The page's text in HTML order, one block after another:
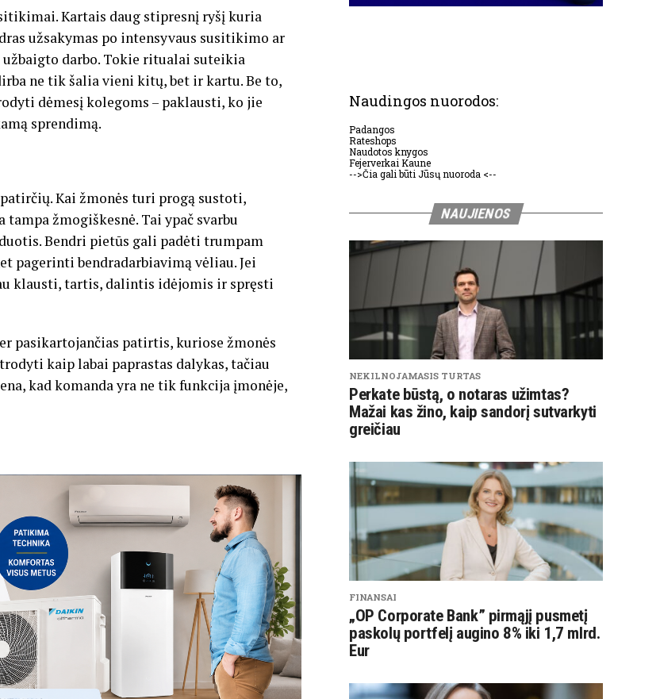
Kartais daug stipresnį ryšį kuria
užsakymas po intensyvaus susitikimo ar
darbo. Tokie ritualai suteikia
ne tik šalia vieni kitų, bet ir kartu. Be to,
dėmesį kolegoms – paklausti, ko jie
sprendimą.
Kai žmonės turi progą sustoti,
žmogiškesnė. Tai ypač svarbu
Bendri pietūs gali padėti trumpam
pagerinti bendradarbiavimą vėliau. Jei
klausti, tartis, dalintis idėjomis ir spręsti
pasikartojančias patirtis, kuriose žmonės
kaip labai paprastas dalykas, tačiau
kad komanda yra ne tik funkcija įmonėje,
Naudingos nuorodos:
Padangos
Rateshops
Naudotos knygos
Fejerverkai Kaune
-->Čia gali būti Jūsų nuoroda <--
NAUJIENOS
NEKILNOJAMASIS TURTAS
Perkate būstą, o notaras užimtas?
Mažai kas žino, kaip sandorį sutvarkyti
greičiau
FINANSAI
„OP Corporate Bank” pirmąjį pusmetį
paskolų portfelį augino 8% iki 1,7 mlrd.
Eur